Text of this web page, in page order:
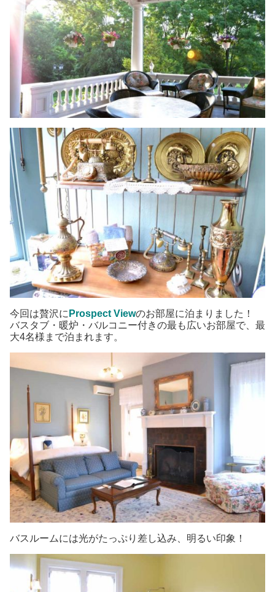
今回は贅沢に Prospect Viewのお部屋に泊まりました！
バスタブ・暖炉・バルコニー付きの最も広いお部屋で、最
大4名様まで泊まれます。
バスルームには光がたっぷり差し込み、明るい印象！